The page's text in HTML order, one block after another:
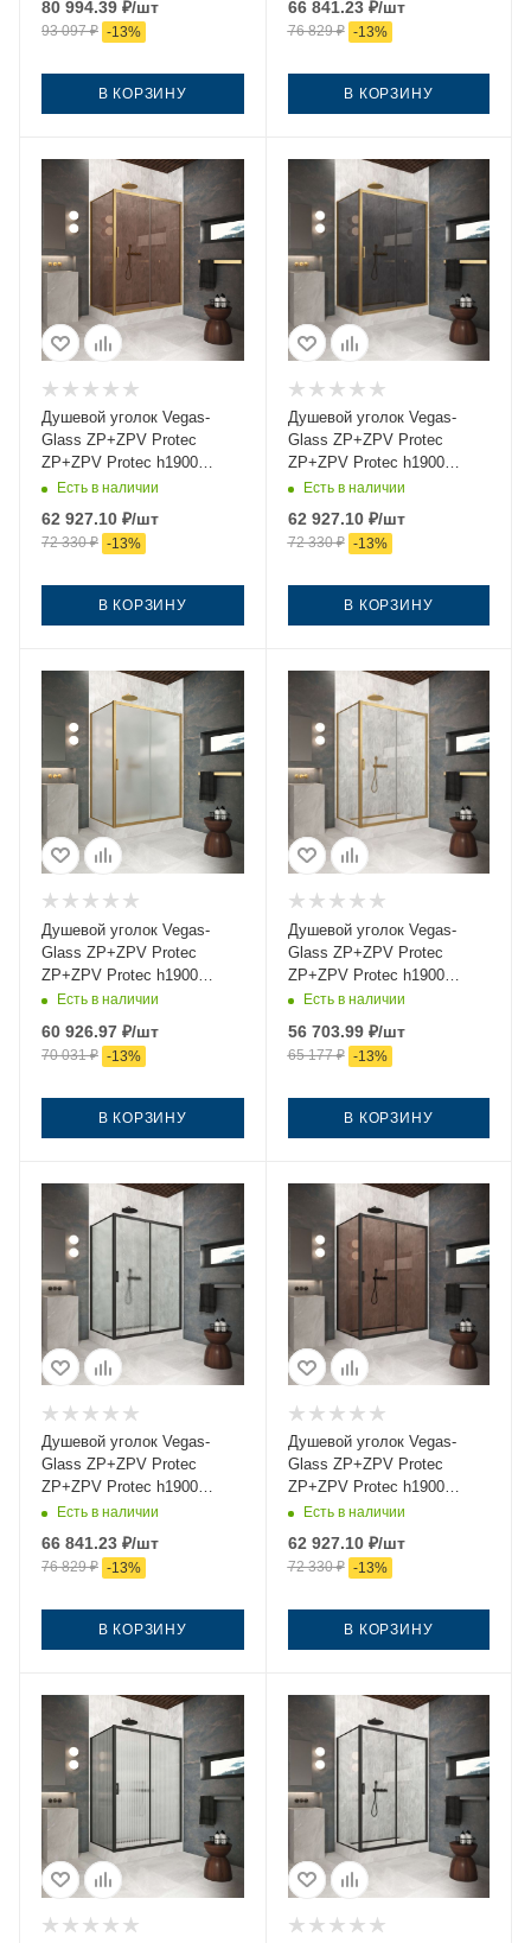
золото без поддона
80 994.39 ₽/шт
93 097₽ -13%
В КОРЗИНУ
профиль золото без
поддона
66 841.23₽/шт
76 829₽ -13%
В КОРЗИНУ
Душевой уголок Vegas-
Glass ZP+ZPV Protec
ZP+ZPV Protec h1900
130*75 03 05 130х75 стекло
тонированное профиль
золото без поддона
Есть в наличии
62 927.10 ₽/шт
72 330₽ -13%
В КОРЗИНУ
Душевой уголок Vegas-
Glass ZP+ZPV Protec
ZP+ZPV Protec h1900
130*75 03 07 130х75 стекло
тонированное профиль
золото без поддона
Есть в наличии
62 927.10₽/шт
72 330₽ -13%
В КОРЗИНУ
Душевой уголок Vegas-
Glass ZP+ZPV Protec
ZP+ZPV Protec h1900
130*75 03 10 130х75 стекло
без поддона
Есть в наличии
60 926.97 ₽/шт
70 031₽ -13%
В КОРЗИНУ
Душевой уголок Vegas-
Glass ZP+ZPV Protec
ZP+ZPV Protec h1900
130*75 03 01 130х75 стекло
золото без поддона
Есть в наличии
56 703.99₽/шт
65 177₽ -13%
В КОРЗИНУ
Душевой уголок Vegas-
Glass ZP+ZPV Protec
ZP+ZPV Protec h1900
130*75 02М 02 130х75
стекло рифленое профиль
черный без поддона
Есть в наличии
66 841.23 ₽/шт
76 829₽ -13%
В КОРЗИНУ
Душевой уголок Vegas-
Glass ZP+ZPV Protec
ZP+ZPV Protec h1900
130*75 02М 05 130х75
стекло тонированное
профиль черный без
поддона
Есть в наличии
62 927.10₽/шт
72 330₽ -13%
В КОРЗИНУ